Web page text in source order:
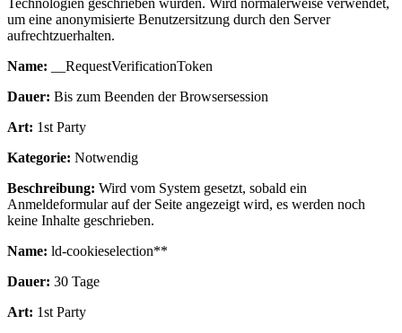
um eine anonymisierte Benutzersitzung durch den Server
aufrechtzuerhalten.
Name: __RequestVerificationToken
Dauer: Bis zum Beenden der Browsersession
Art: 1st Party
Kategorie: Notwendig
Beschreibung: Wird vom System gesetzt, sobald ein
Anmeldeformular auf der Seite angezeigt wird, es werden noch
keine Inhalte geschrieben.
Name: ld-cookieselection**
Dauer: 30 Tage
Art: 1st Party